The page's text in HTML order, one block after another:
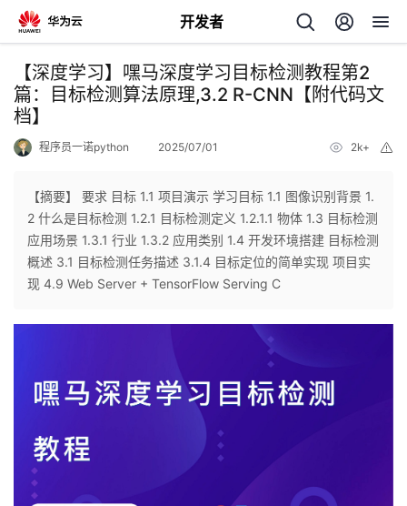
开发者
返
回
个
人
我
者
我
【深度学习】嘿马深度学习目标检测教程第2
篇：目标检测算法原理,3.2 R-CNN【附代码文
档】
程序员一诺python 2025/07/01 2k+
【摘要】 要求 目标 1.1 项目演示 学习目标 1.1 图像识别背景 1.
2 什么是目标检测 1.2.1 目标检测定义 1.2.1.1 物体 1.3 目标检测
应用场景 1.3.1 行业 1.3.2 应用类别 1.4 开发环境搭建 目标检测
概述 3.1 目标检测任务描述 3.1.4 目标定位的简单实现 项目实
现 4.9 Web Server + TensorFlow Serving C